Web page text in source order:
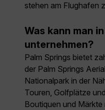
stehen am Flughafen
Was kann man
unternehmen?
Palm Springs bietet
der Palm Springs
Nationalpark in der
Touren, Golfplätze
Boutiquen und